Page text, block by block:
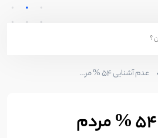
عدم آشنایی 54 % مردم سالوادور با بیت کوین
عدم آشنایی 54 % مردم